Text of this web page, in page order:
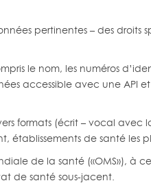
pertinentes – des droits
le nom, les numéros
accessible avec une API
formats (écrit – vocal
de santé les
de la santé («OMS»), à
de santé sous-jacent.